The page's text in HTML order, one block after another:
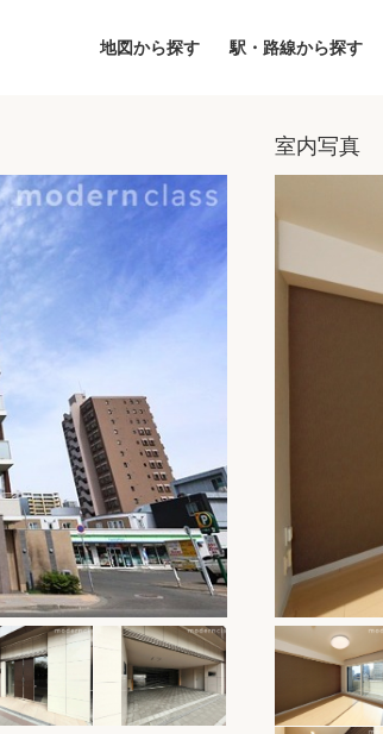
地図から探す 駅・路線から探す
室内写真